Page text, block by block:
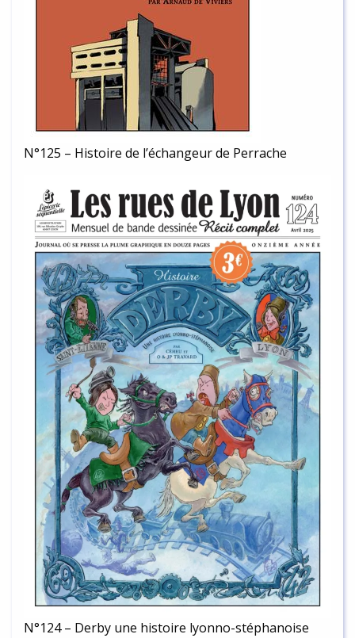
N°125 – Histoire de l’échangeur de Perrache
N°124 – Derby une histoire lyonno-stéphanoise